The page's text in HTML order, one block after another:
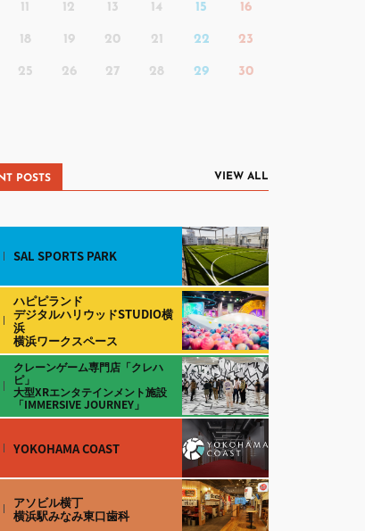
11 12 13 14 15 16
18 19 20 21 22 23
25 26 27 28 29 30
POSTS VIEW ALL
SAL SPORTS PARK
ハピピランド
デジタルハリウッドSTUDIO横
浜
横浜ワークスペース
クレーンゲーム専門店「クレハ
ピ」
大型XRエンタテインメント施設
「IMMERSIVE JOURNEY」
YOKOHAMA COAST
アソビル横丁
横浜駅みなみ東口歯科